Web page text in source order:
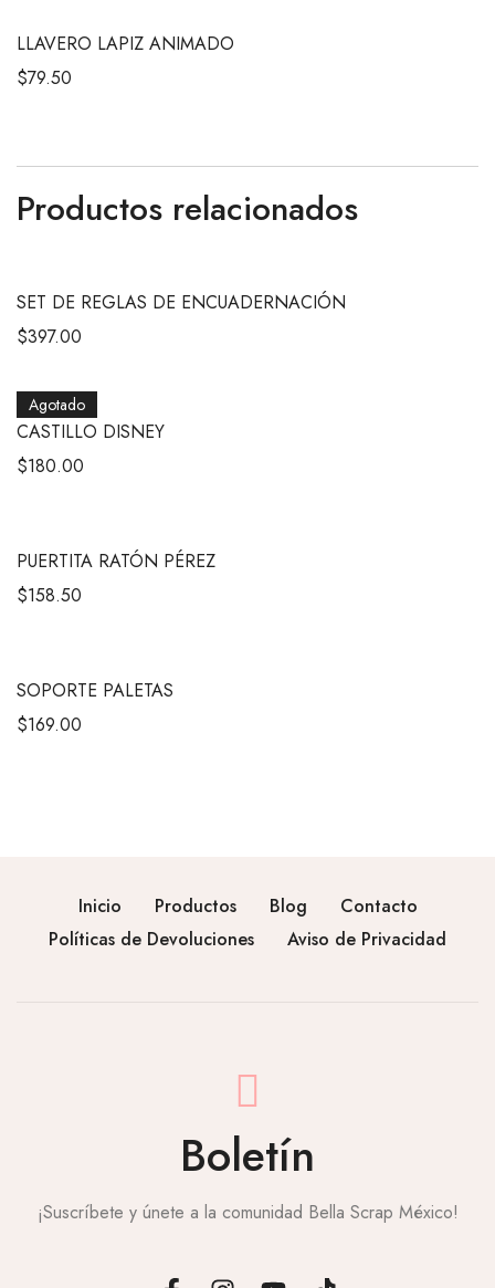
LLAVERO LAPIZ ANIMADO
$79.50
Productos relacionados
SET DE REGLAS DE ENCUADERNACIÓN
$397.00
Agotado
CASTILLO DISNEY
$180.00
PUERTITA RATÓN PÉREZ
$158.50
SOPORTE PALETAS
$169.00
Inicio Productos Blog
Contacto
Políticas de Devoluciones
Aviso de Privacidad
Boletín
¡Suscríbete y únete a la comunidad Bella Scrap México!